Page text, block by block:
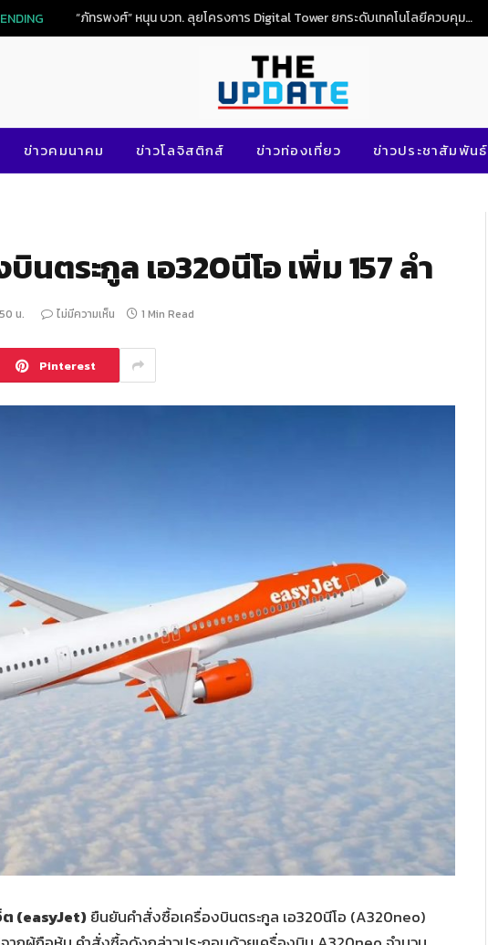
TRENDING
ข่าวคมนาคม ข่าวโลจิสติกส์ ข่าวท่องเที่ยว ข่าวประชาสัมพันธ์
นตระกูล เอ320นีโอ เพิ่ม 157 ลำ
น. ไม่มีความเห็น 1 Min Read
Pinterest
(easyJet) ยืนยันคำสั่งซื้อเครื่องบินตระกูล เอ320นีโอ (A320neo)